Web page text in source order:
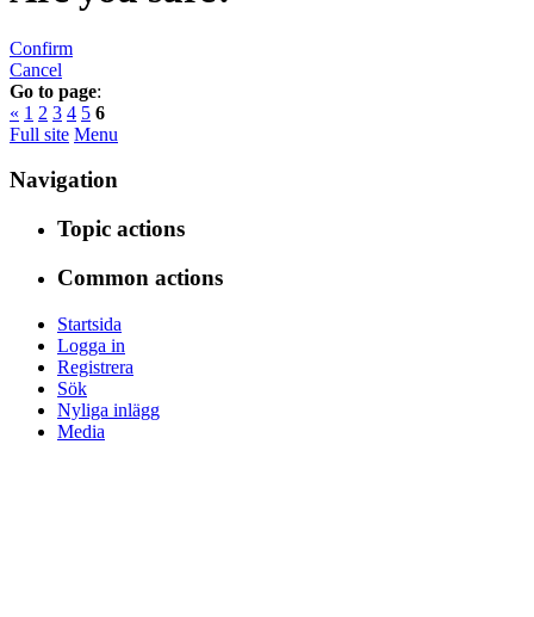
Confirm
Cancel
Go to page:
« 1 2 3 4 5 6
Full site Menu
Navigation
Topic actions
Common actions
Startsida
Logga in
Registrera
Sök
Nyliga inlägg
Media